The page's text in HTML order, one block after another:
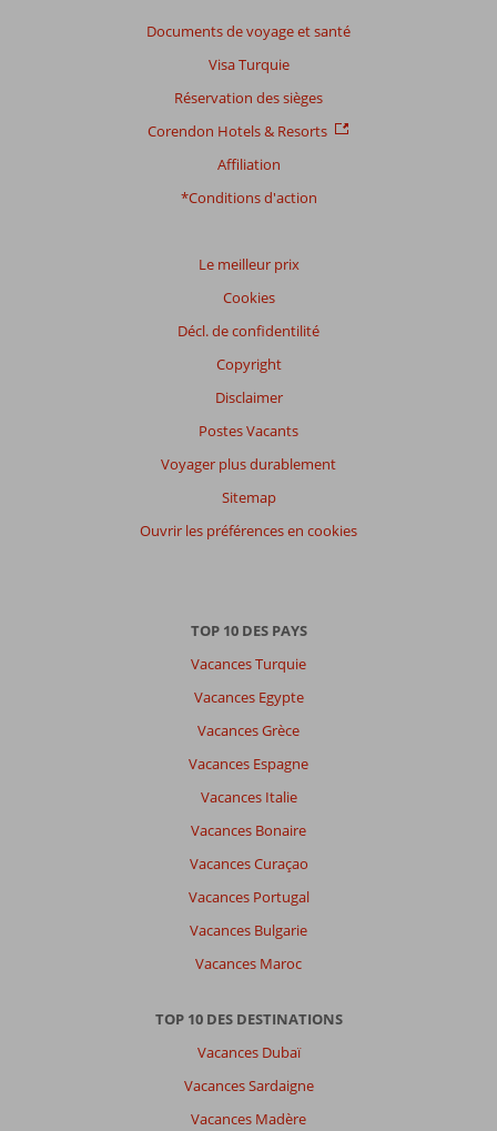
Documents de voyage et santé
Visa Turquie
Réservation des sièges
Corendon Hotels & Resorts
Affiliation
*Conditions d'action
Le meilleur prix
Cookies
Décl. de confidentilité
Copyright
Disclaimer
Postes Vacants
Voyager plus durablement
Sitemap
Ouvrir les préférences en cookies
TOP 10 DES PAYS
Vacances Turquie
Vacances Egypte
Vacances Grèce
Vacances Espagne
Vacances Italie
Vacances Bonaire
Vacances Curaçao
Vacances Portugal
Vacances Bulgarie
Vacances Maroc
TOP 10 DES DESTINATIONS
Vacances Dubaï
Vacances Sardaigne
Vacances Madère